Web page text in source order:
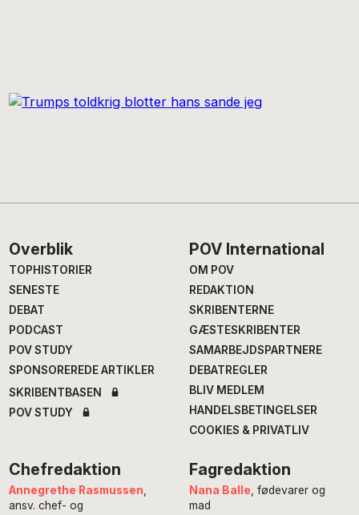
Footer
Overblik
TOPHISTORIER
SENESTE
DEBAT
PODCAST
POV STUDY
SPONSOREREDE ARTIKLER
SKRIBENTBASEN
POV STUDY
POV International
OM POV
REDAKTION
SKRIBENTERNE
GÆSTESKRIBENTER
SAMARBEJDSPARTNERE
DEBATREGLER
BLIV MEDLEM
HANDELSBETINGELSER
COOKIES & PRIVATLIV
Chefredaktion
Annegrethe Rasmussen,
ansv. chef- og
Fagredaktion
Nana Balle, fødevarer og
mad